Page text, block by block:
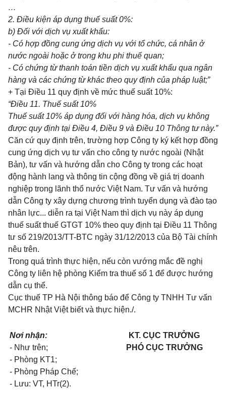
…
2. Điều kiện áp dụng thuế suất 0%:
b) Đối với dịch vụ xuất khẩu:
- Có hợp đồng cung ứng dịch vụ với tổ chức, cá nhân ở
nước ngoài hoặc ở trong khu phi thuế quan;
- Có chứng từ thanh toán tiền dịch vụ xuất khẩu qua ngân
hàng và các chứng từ khác theo quy định của pháp luật;”
+ Tại Điều 11 quy định về mức thuế suất 10%:
“Điều 11. Thuế suất 10%
Thuế suất 10% áp dụng đối với hàng hóa, dịch vụ không
được quy định tại Điều 4, Điều 9 và Điều 10 Thông tư này.”
Căn cứ quy định trên, trường hợp Công ty ký kết hợp đồng
cung ứng dịch vụ tư vấn cho công ty nước ngoài (Nhật
Bản), tư vấn và hướng dẫn cho Công ty trong các hoạt
động hành lang và thông tin cộng đồng về giá trị doanh
nghiệp trong lãnh thổ nước Việt Nam. Tư vấn và hướng
dẫn Công ty xây dựng chương trình tuyển dụng và đào tạo
nhân lực... diễn ra tại Việt Nam thì dịch vụ này áp dụng
thuế suất thuế GTGT 10% theo quy định tại Điều 11 Thông
tư số 219/2013/TT-BTC ngày 31/12/2013 của Bộ Tài chính
nêu trên.
Trong quá trình thực hiện, nếu còn vướng mắc đề nghị
Công ty liên hệ phòng Kiểm tra thuế số 1 để được hướng
dẫn cụ thể.
Cục thuế TP Hà Nội thông báo để Công ty TNHH Tư vấn
MCHR Nhật Việt biết và thực hiện./.
Nơi nhận:
- Như trên;
- Phòng KT1;
- Phòng Pháp Chế;
- Lưu: VT, HTr(2).
KT. CỤC TRƯỞNG
PHÓ CỤC TRƯỞNG